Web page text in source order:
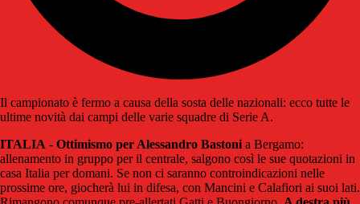
Il campionato è fermo a causa della sosta delle nazionali: ecco tutte le
ultime novità dai campi delle varie squadre di Serie A.
ITALIA - Ottimismo per Alessandro Bastoni a Bergamo:
allenamento in gruppo per il centrale, salgono così le sue quotazioni in
casa Italia per domani. Se non ci saranno controindicazioni nelle
prossime ore, giocherà lui in difesa, con Mancini e Calafiori ai suoi lati.